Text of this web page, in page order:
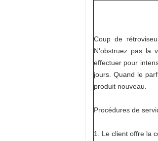
Coup de
N'obstruez pas la
effectuer pour
jours. Quand le
produit nouveau.
Procédures de
1. Le client offre la